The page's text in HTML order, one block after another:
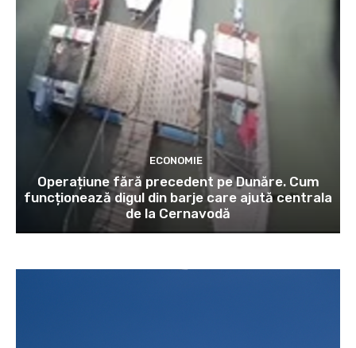
ECONOMIE
Operațiune fără precedent pe Dunăre. Cum
funcționează digul din barje care ajută centrala
de la Cernavodă